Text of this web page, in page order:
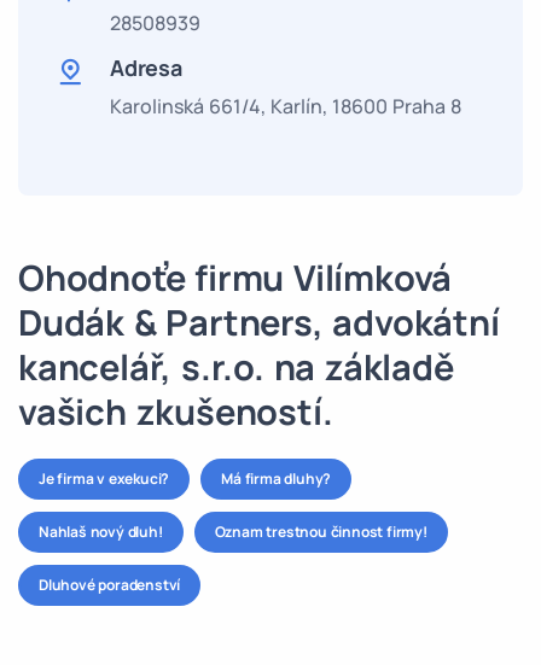
28508939
Adresa
Karolinská 661/4, Karlín, 18600 Praha 8
Ohodnoťe firmu Vilímková
Dudák & Partners, advokátní
kancelář, s.r.o. na základě
vašich zkušeností.
Je firma v exekuci? Má firma dluhy?
Nahlaš nový dluh! Oznam trestnou činnost firmy!
Dluhové poradenství